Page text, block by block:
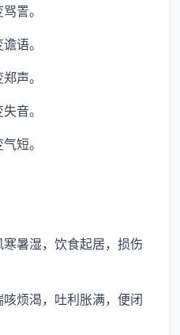
詈。
语。
声。
音。
短。
暑湿，饮食起居，损伤
烦渴，吐利胀满，便闭